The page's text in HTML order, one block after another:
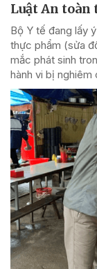
Luật An toàn
Bộ Y tế đang lấy
thực phẩm (sửa
mắc phát sinh
hành vi bị nghiêm